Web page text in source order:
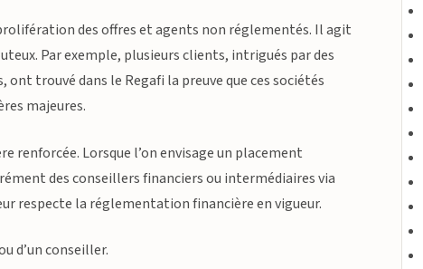
des offres et agents non réglementés. Il agit
Par exemple, plusieurs clients, intrigués par des
trouvé dans le Regafi la preuve que ces sociétés
majeures.
renforcée. Lorsque l’on envisage un placement
des conseillers financiers ou intermédiaires via
respecte la réglementation financière en vigueur.
d’un conseiller.